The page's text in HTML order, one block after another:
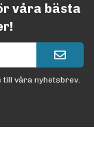
våra bästa
till våra nyhetsbrev.